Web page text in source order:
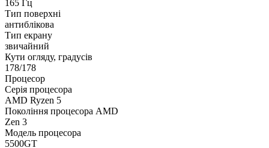
165 Гц
Тип поверхні
антиблікова
Тип екрану
звичайний
Кути огляду, градусів
178/178
Процесор
Серія процесора
AMD Ryzen 5
Покоління процесора AMD
Zen 3
Модель процесора
5500GT